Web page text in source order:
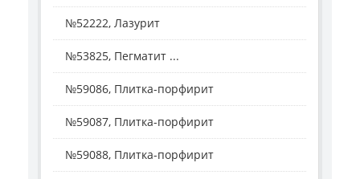
№52222, Лазурит
№53825, Пегматит ...
№59086, Плитка-порфирит
№59087, Плитка-порфирит
№59088, Плитка-порфирит